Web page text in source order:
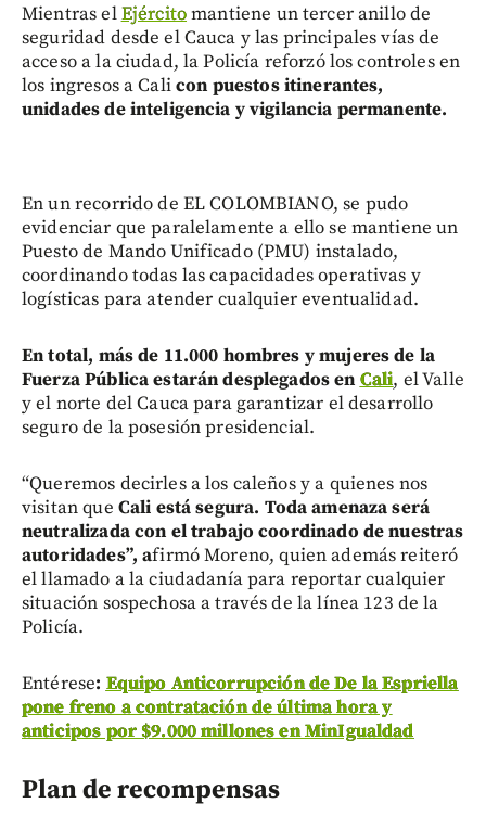
Mientras elEjércitomantiene un tercer anillo de
seguridad desde el Cauca y las principales vías de
acceso a la ciudad, la Policía reforzó los controles en
los ingresos a Calicon puestos itinerantes,
unidades de inteligencia y vigilancia permanente.
En un recorrido de EL COLOMBIANO, se pudo
evidenciar que paralelamente a ello se mantiene un
Puesto de Mando Unificado (PMU) instalado,
coordinando todas las capacidades operativas y
logísticas para atender cualquier eventualidad.
En total, más de 11.000 hombres y mujeres de la
Fuerza Pública estarán desplegados en Cali, el Valle
y el norte del Cauca para garantizar el desarrollo
seguro de la posesión presidencial.
“Queremos decirles a los caleños y a quienes nos
visitan que Cali está segura. Toda amenaza será
neutralizada con el trabajo coordinado de nuestras
autoridades”, afirmó Moreno, quien además reiteró
el llamado a la ciudadanía para reportar cualquier
situación sospechosa a través de la línea 123 de la
Policía.
Entérese: Equipo Anticorrupción de De la Espriella
pone freno a contratación de última hora y
anticipos por $9.000 millones en MinIgualdad
Plan de recompensas